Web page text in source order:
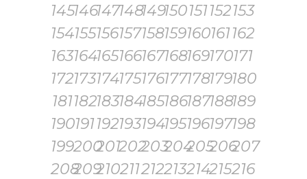
145146147148149150151152153
154155156157158159160161162
163164165166167168169170171
172173174175176177178179180
181182183184185186187188189
190191192193194195196197198
199200201202203204205206207
208209210211212213214215216